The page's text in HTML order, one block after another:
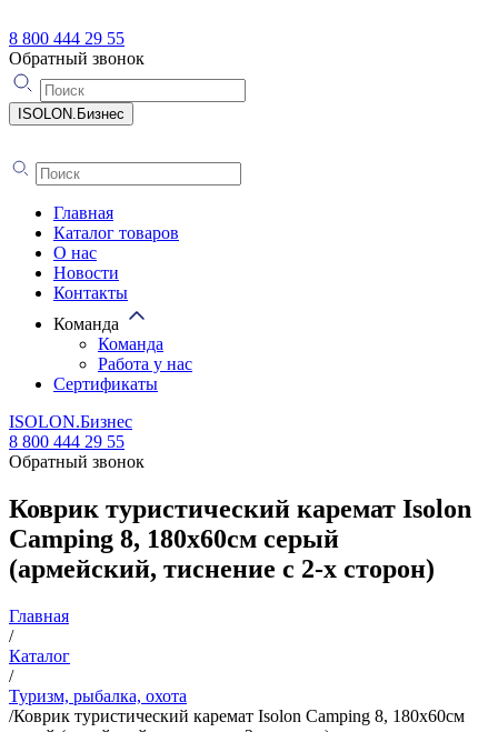
8 800 444 29 55
Обратный звонок
ISOLON.Бизнес
Главная
Каталог товаров
О нас
Новости
Контакты
Команда
Команда
Работа у нас
Сертификаты
ISOLON.Бизнес
8 800 444 29 55
Обратный звонок
Коврик туристический каремат Isolon
Camping 8, 180х60см серый
(армейский, тиснение с 2-х сторон)
Главная
/
Каталог
/
Туризм, рыбалка, охота
/Коврик туристический каремат Isolon Camping 8, 180х60см